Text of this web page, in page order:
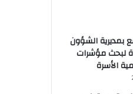
بمديرية الشؤون
لبحث مؤشرات
الأسرة